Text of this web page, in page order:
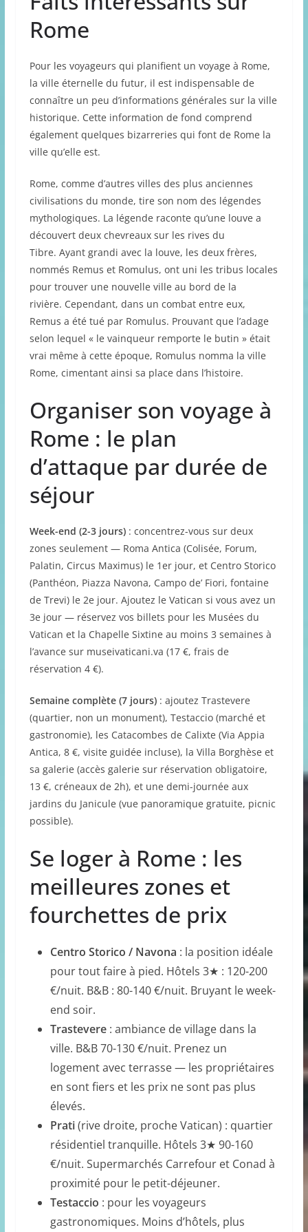
Rome
Pour les voyageurs qui planifient un voyage à Rome,
la ville éternelle du futur, il est indispensable de
connaître un peu d’informations générales sur la ville
historique. Cette information de fond comprend
également quelques bizarreries qui font de Rome la
ville qu’elle est.
Rome, comme d’autres villes des plus anciennes
civilisations du monde, tire son nom des légendes
mythologiques. La légende raconte qu’une louve a
découvert deux chevreaux sur les rives du
Tibre. Ayant grandi avec la louve, les deux frères,
nommés Remus et Romulus, ont uni les tribus locales
pour trouver une nouvelle ville au bord de la
rivière. Cependant, dans un combat entre eux,
Remus a été tué par Romulus. Prouvant que l’adage
selon lequel « le vainqueur remporte le butin » était
vrai même à cette époque, Romulus nomma la ville
Rome, cimentant ainsi sa place dans l’histoire.
Organiser son voyage à
Rome : le plan
d’attaque par durée de
séjour
Week-end (2-3 jours): concentrez-vous sur deux
zones seulement — Roma Antica (Colisée, Forum,
Palatin, Circus Maximus) le 1er jour, et Centro Storico
(Panthéon, Piazza Navona, Campo de’ Fiori, fontaine
de Trevi) le 2e jour. Ajoutez le Vatican si vous avez un
3e jour — réservez vos billets pour les Musées du
Vatican et la Chapelle Sixtine au moins 3 semaines à
l’avance sur museivaticani.va (17 €, frais de
réservation 4 €).
Semaine complète (7 jours): ajoutez Trastevere
(quartier, non un monument), Testaccio (marché et
gastronomie), les Catacombes de Calixte (Via Appia
Antica, 8 €, visite guidée incluse), la Villa Borghèse et
sa galerie (accès galerie sur réservation obligatoire,
13 €, créneaux de 2h), et une demi-journée aux
jardins du Janicule (vue panoramique gratuite, picnic
possible).
Se loger à Rome : les
meilleures zones et
fourchettes de prix
Centro Storico / Navona : la position idéale
pour tout faire à pied. Hôtels 3★ : 120-200
€/nuit. B&B : 80-140 €/nuit. Bruyant le week-
end soir.
Trastevere: ambiance de village dans la
ville. B&B 70-130 €/nuit. Prenez un
logement avec terrasse — les propriétaires
en sont fiers et les prix ne sont pas plus
élevés.
Prati(rive droite, proche Vatican) : quartier
résidentiel tranquille. Hôtels 3★ 90-160
€/nuit. Supermarchés Carrefour et Conad à
proximité pour le petit-déjeuner.
Testaccio : pour les voyageurs
gastronomiques. Moins d’hôtels, plus